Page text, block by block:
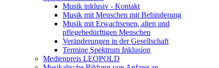
Musik inklusiv - Kontakt
Musik mit Menschen mit Behinderung
Musik mit Erwachsenen, alten und
pflegebedürftigen Menschen
Veränderungen in der Gesellschaft
Termine Spektrum Inklusion
Medienpreis LEOPOLD